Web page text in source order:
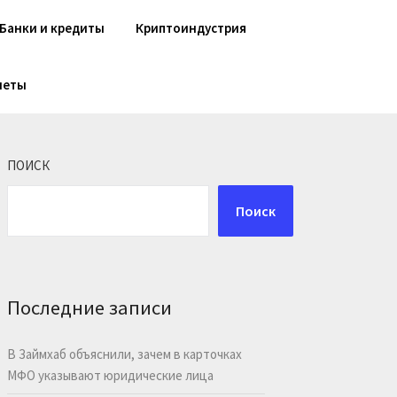
и кредиты Криптоиндустрия
ПОИСК
Поиск
Последние записи
В Займхаб объяснили, зачем в карточках
МФО указывают юридические лица